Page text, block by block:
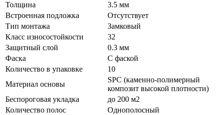
Толщина
3.5 мм
Встроенная подложка
Отсутствует
Тип монтажа
Замковый
Класс износостойкости
32
Защитный слой
0.3 мм
Фаска
С фаской
Количество в упаковке
10
Материал основы
SPC (каменно-полимерный
композит высокой плотности)
Беспороговая укладка
до 200 м2
Количество полос
Однополосный